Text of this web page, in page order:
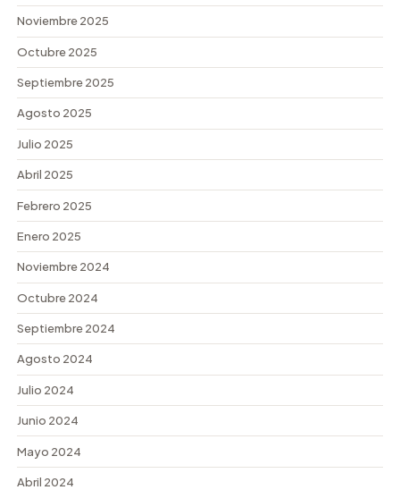
Noviembre 2025
Octubre 2025
Septiembre 2025
Agosto 2025
Julio 2025
Abril 2025
Febrero 2025
Enero 2025
Noviembre 2024
Octubre 2024
Septiembre 2024
Agosto 2024
Julio 2024
Junio 2024
Mayo 2024
Abril 2024